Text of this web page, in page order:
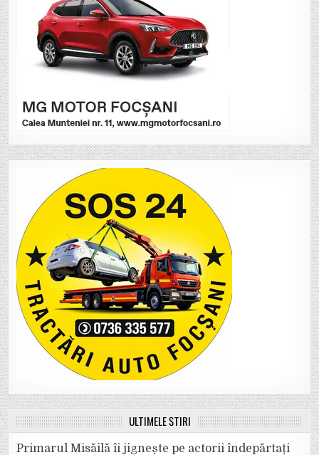
ULTIMELE ȘTIRI
Primarul Misăilă îi jignește pe actorii îndepărtați